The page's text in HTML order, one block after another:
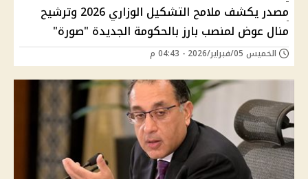
مصدر يكشف ملامح التشكيل الوزاري 2026 وترشيح
منال عوض لمنصب بارز بالحكومة الجديدة "صورة"
الخميس 05/فبراير/2026 - 04:43 م